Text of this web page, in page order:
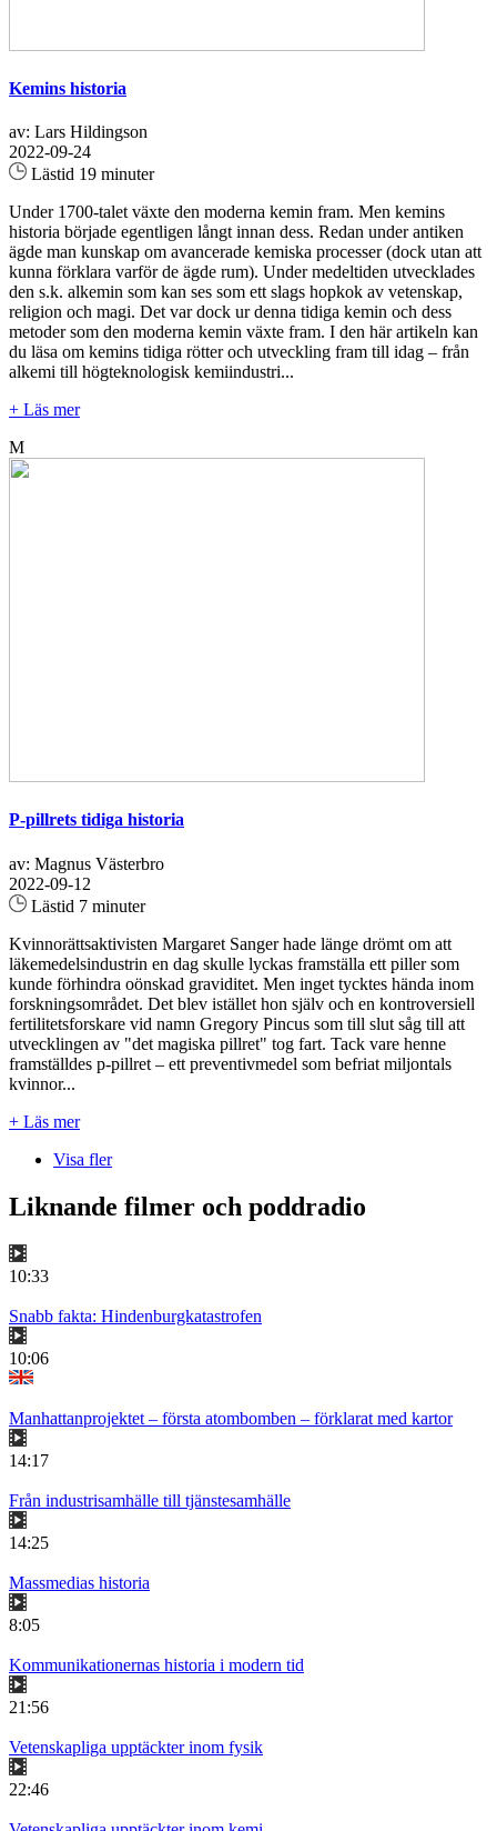
Kemins historia
av: Lars Hildingson
2022-09-24
Lästid 19 minuter
Under 1700-talet växte den moderna kemin fram. Men kemins
historia började egentligen långt innan dess. Redan under antiken
ägde man kunskap om avancerade kemiska processer (dock utan att
kunna förklara varför de ägde rum). Under medeltiden utvecklades
den s.k. alkemin som kan ses som ett slags hopkok av vetenskap,
religion och magi. Det var dock ur denna tidiga kemin och dess
metoder som den moderna kemin växte fram. I den här artikeln kan
du läsa om kemins tidiga rötter och utveckling fram till idag – från
alkemi till högteknologisk kemiindustri...
+ Läs mer
M
P-pillrets tidiga historia
av: Magnus Västerbro
2022-09-12
Lästid 7 minuter
Kvinnorättsaktivisten Margaret Sanger hade länge drömt om att
läkemedelsindustrin en dag skulle lyckas framställa ett piller som
kunde förhindra oönskad graviditet. Men inget tycktes hända inom
forskningsområdet. Det blev istället hon själv och en kontroversiell
fertilitetsforskare vid namn Gregory Pincus som till slut såg till att
utvecklingen av "det magiska pillret" tog fart. Tack vare henne
framställdes p-pillret – ett preventivmedel som befriat miljontals
kvinnor...
+ Läs mer
Visa fler
Liknande filmer och poddradio
10:33
Snabb fakta: Hindenburgkatastrofen
10:06
Manhattanprojektet – första atombomben – förklarat med kartor
14:17
Från industrisamhälle till tjänstesamhälle
14:25
Massmedias historia
8:05
Kommunikationernas historia i modern tid
21:56
Vetenskapliga upptäckter inom fysik
22:46